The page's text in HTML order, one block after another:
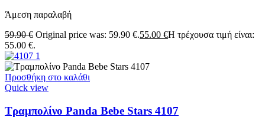
Άμεση παραλαβή
59.90€ Original price was: 59.90 €.55.00 €Η τρέχουσα τιμή είναι:
55.00 €.
Προσθήκη στο καλάθι
Quick view
Τραμπολίνο Panda Bebe Stars 4107